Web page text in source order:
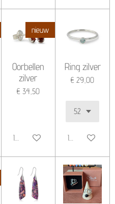
nieuw
Oorbellen
zilver
€ 34,50
In winkelwagen
Ring zilver
€ 29,00
In winkelwagen